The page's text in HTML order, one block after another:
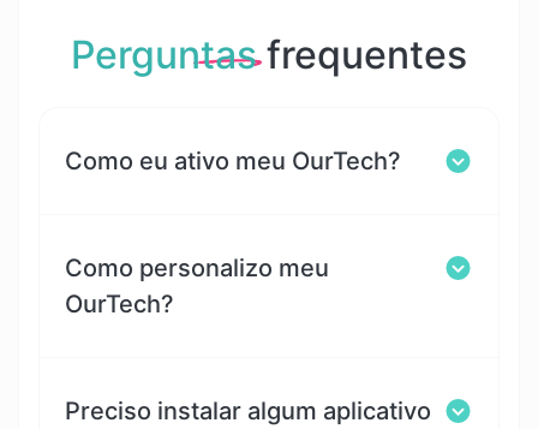
Perguntasfrequentes
Como eu ativo meu OurTech?
Como personalizo meu
OurTech?
Preciso instalar algum aplicativo